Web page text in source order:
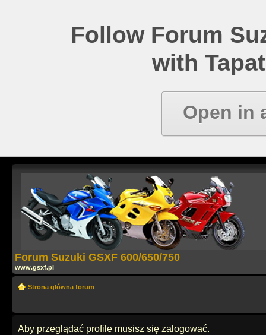
Follow Forum
with
Open in
Forum Suzuki GSXF 600/650/750
www.gsxf.pl
Strona główna forum
Aby przeglądać profile musisz się zalogować.